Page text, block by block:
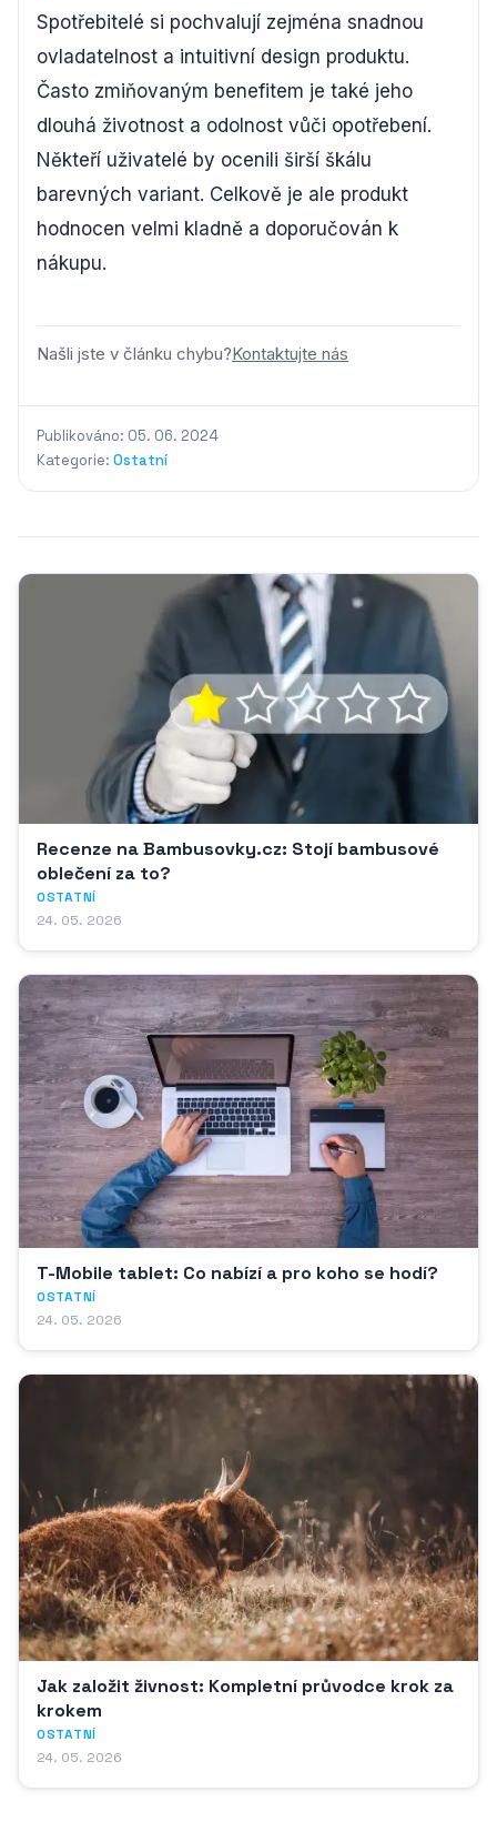
Spotřebitelé si pochvalují zejména snadnou
ovladatelnost a intuitivní design produktu.
Často zmiňovaným benefitem je také jeho
dlouhá životnost a odolnost vůči opotřebení.
Někteří uživatelé by ocenili širší škálu
barevných variant. Celkově je ale produkt
hodnocen velmi kladně a doporučován k
nákupu.
Našli jste v článku chybu? Kontaktujte nás
Publikováno: 05. 06. 2024
Kategorie: Ostatní
Recenze na Bambusovky.cz: Stojí bambusové
oblečení za to?
OSTATNÍ
24. 05. 2026
T-Mobile tablet: Co nabízí a pro koho se hodí?
OSTATNÍ
24. 05. 2026
Jak založit živnost: Kompletní průvodce krok za
krokem
OSTATNÍ
24. 05. 2026